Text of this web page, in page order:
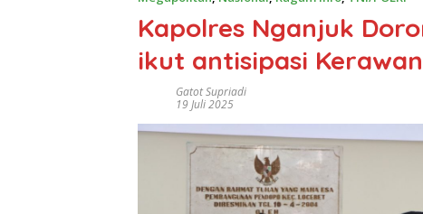
Kapolres Nganjuk
ikut antisipasi
Gatot Supriadi
19 Juli 2025